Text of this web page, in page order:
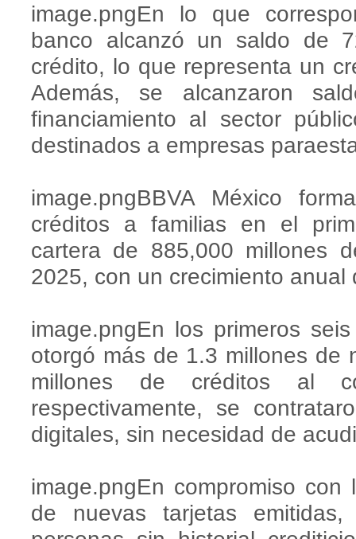
image.pngEn lo que
banco alcanzó un saldo de
crédito, lo que representa un
Además, se alcanzaron
financiamiento al sector
destinados a empresas
image.pngBBVA México
créditos a familias en el
cartera de 885,000 millones
2025, con un crecimiento anual
image.pngEn los primeros
otorgó más de 1.3 millones de
millones de créditos al
respectivamente, se
digitales, sin necesidad de
image.pngEn compromiso
de nuevas tarjetas